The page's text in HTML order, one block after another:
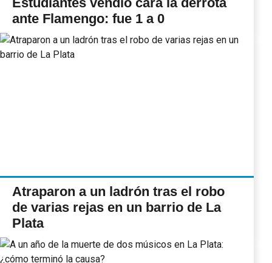
ante Flamengo: fue 1 a 0
Atraparon a un ladrón tras el robo
de varias rejas en un barrio de La
Plata